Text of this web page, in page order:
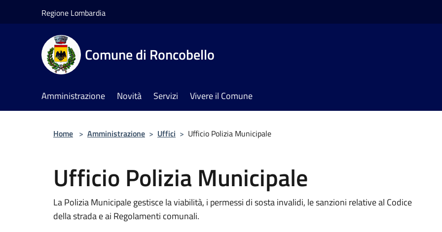
Regione Lombardia
Comune di Roncobello
Amministrazione Novità Servizi Vivere il Comune
Home > Amministrazione > Uffici > Ufficio Polizia Municipale
Ufficio Polizia Municipale
La Polizia Municipale gestisce la viabilità, i permessi di sosta invalidi, le sanzioni relative al Codice
della strada e ai Regolamenti comunali.